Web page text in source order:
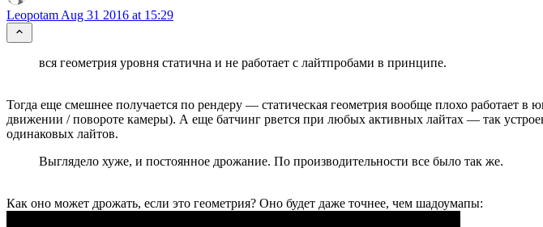
Leopotam Aug 31 2016 at 15:29
вся геометрия уровня статична и не работает с лайтпробами в принципе.
Тогда еще смешнее получается по рендеру — статическая геометрия вообще плохо работает
движении / повороте камеры). А еще батчинг рвется при любых активных лайтах — так
одинаковых лайтов.
Выглядело хуже, и постоянное дрожание. По производительности все было так же.
Как оно может дрожать, если это геометрия? Оно будет даже точнее, чем шадоумапы: